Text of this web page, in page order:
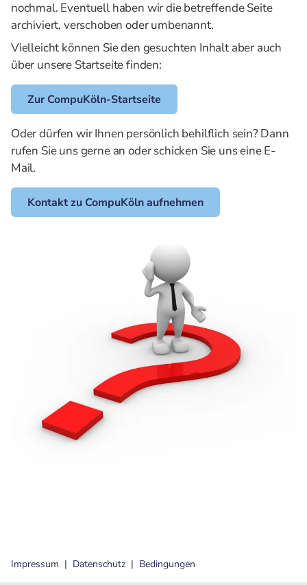
nochmal. Eventuell haben wir die betreffende Seite
archiviert, verschoben oder umbenannt.
Vielleicht können Sie den gesuchten Inhalt aber auch
über unsere Startseite finden:
Zur CompuKöln-Startseite
Oder dürfen wir Ihnen persönlich behilflich sein? Dann
rufen Sie uns gerne an oder schicken Sie uns eine E-
Mail.
Kontakt zu CompuKöln aufnehmen
Impressum Datenschutz Bedingungen